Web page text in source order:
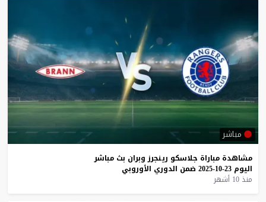
مباشر
مشاهدة مباراة جلاسكو رينجرز وبران بث مباشر
اليوم 23-10-2025 ضمن الدوري الأوروبي
منذ 10 أشهر